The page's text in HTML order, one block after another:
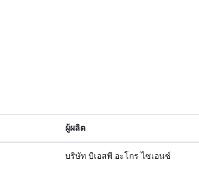
ผู้ผลิต
บริษัท บีเอสพี อะโกร ไซเอนซ์